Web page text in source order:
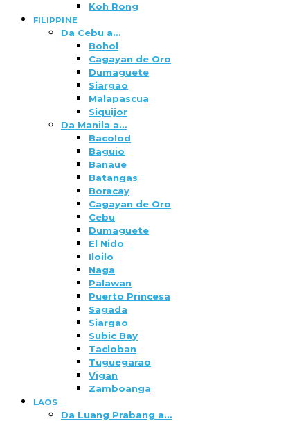
Koh Rong
FILIPPINE
Da Cebu a…
Bohol
Cagayan de Oro
Dumaguete
Siargao
Malapascua
Siquijor
Da Manila a…
Bacolod
Baguio
Banaue
Batangas
Boracay
Cagayan de Oro
Cebu
Dumaguete
El Nido
Iloilo
Naga
Palawan
Puerto Princesa
Sagada
Siargao
Subic Bay
Tacloban
Tuguegarao
Vigan
Zamboanga
LAOS
Da Luang Prabang a…